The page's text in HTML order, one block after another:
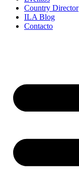
Country Director
ILA Blog
Contacto